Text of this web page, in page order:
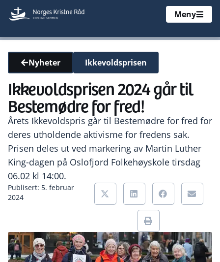
Meny
Nyheter Ikkevoldsprisen
Ikkevoldsprisen 2024 går til
Bestemødre for fred!
Årets Ikkevoldspris går til Bestemødre for fred for
deres utholdende aktivisme for fredens sak.
Prisen deles ut ved markering av Martin Luther
King-dagen på Oslofjord Folkehøyskole tirsdag
06.02 kl 14:00.
Publisert: 5. februar
2024